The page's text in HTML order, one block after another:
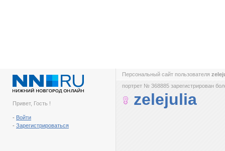
Привет, Гость !
- Войти
- Зарегистрироваться
Персональный сайт пользователя
портрет № 368885 зарегистрирован
zelejulia